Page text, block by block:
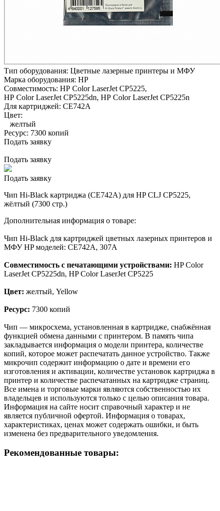
Тип оборудования: Цветные лазерные принтеры и МФУ
Марка оборудования: HP
Совместимость: HP Color LaserJet CP5225,
HP Color LaserJet CP5225dn, HP Color LaserJet CP5225n
Для картриджей: CE742A
Цвет:
желтый
Ресурс: 7300 копий
Подать заявку
Подать заявку
Подать заявку
Чип Hi-Black картриджа (CE742A) для HP CLJ CP5225,
жёлтый (7300 стр.)
Дополнительная информация о товаре:
Чип Hi-Black для картриджей цветных лазерных принтеров и
МФУ HP моделей: CE742A, 307A
Совместимость с печатающими устройствами: HP Color
LaserJet CP5225dn, HP Color LaserJet CP5225
Цвет: желтый, Yellow
Ресурс: 7300 копий
Чип — микросхема, установленная в картридже, снабжённая
функцией обмена данными с принтером. В память чипа
закладывается информация о модели принтера, количестве
копий, которое может распечатать данное устройство. Также
микрочип содержит информацию о дате и времени его
изготовления и активации, количестве установок картриджа в
принтер и количестве распечатанных на картридже страниц.
Все имена и торговые марки являются собственностью их
владельцев и используются только с целью описания товара.
Информация на сайте носит справочный характер и не
является публичной офертой. Информация о товарах,
характеристиках, ценах может содержать ошибки, и быть
изменена без предварительного уведомления.
Рекомендованные товары: